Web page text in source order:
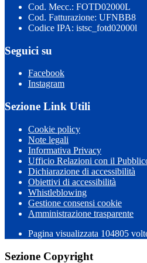
Cod. Mecc.: FOTD02000L
Cod. Fatturazione: UFNBB8
Codice IPA: istsc_fotd02000l
Seguici su
Facebook
Instagram
Sezione Link Utili
Cookie policy
Note legali
Informativa Privacy
Ufficio Relazioni con il
Dichiarazione di accessibilità
Obiettivi di accessibilità
Whistleblowing
Gestione consensi cookie
Amministrazione trasparente
Pagina visualizzata 104805
Sezione Copyright